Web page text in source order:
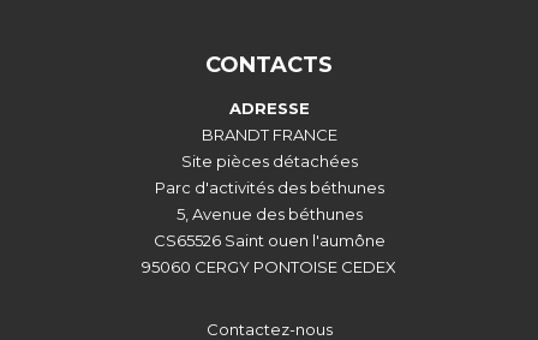
CONTACTS
ADRESSE
BRANDT FRANCE
Site pièces détachées
Parc d'activités des béthunes
5, Avenue des béthunes
CS65526 Saint ouen l'aumône
95060 CERGY PONTOISE CEDEX
Contactez-nous